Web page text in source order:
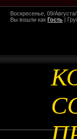
Воскресенье, 09/
Вы вошли как Гость |